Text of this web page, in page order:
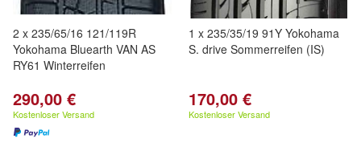
2 x 235/65/16 121/119R
Yokohama Bluearth VAN AS
RY61 Winterreifen
290,00 €
Kostenloser Versand
1 x 235/35/19 91Y Yokohama
S. drive Sommerreifen (IS)
170,00 €
Kostenloser Versand